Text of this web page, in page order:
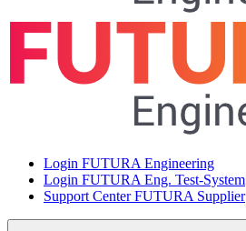
Login FUTURA Engineering
Login FUTURA Eng. Test-System
Support Center FUTURA Supplier